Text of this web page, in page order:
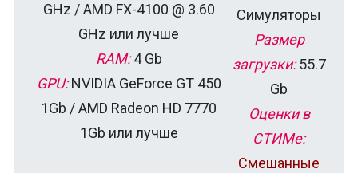
GHz / AMD FX-4100 @ 3.60
GHz или лучше
RAM:4 Gb
GPU:NVIDIA GeForce GT 450
1Gb / AMD Radeon HD 7770
1Gb или лучше
Симуляторы
Размер
загрузки:55.7
Gb
Оценки в
СТИМе:
Смешанные